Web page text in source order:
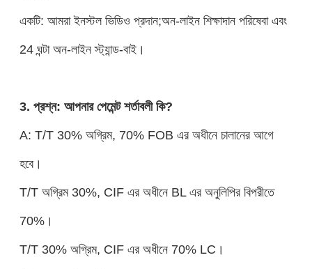
একটি: আমরা ইনস্টল ভিডিও প্রদান;অন-লাইন শিক্ষাদান পরিষেবা এবং
24 ঘন্টা অন-লাইন স্ট্যান্ড-বাই।
3. প্রশ্ন: আপনার পেমেন্ট শর্তাবলী কি?
A: T/T 30% অগ্রিম, 70% FOB এর অধীনে চালানের আগে
হবে।
T/T অগ্রিম 30%, CIF এর অধীনে BL এর অনুলিপির বিপরীতে
70%।
T/T 30% অগ্রিম, CIF এর অধীনে 70% LC।